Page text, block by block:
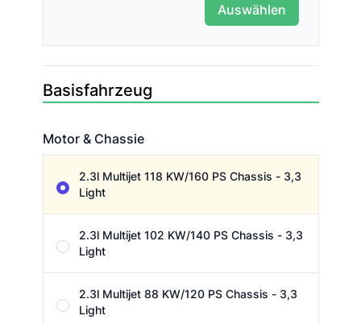
Auswählen
Basisfahrzeug
Motor & Chassie
2.3l Multijet 118 KW/160 PS Chassis - 3,3
Light
2.3l Multijet 102 KW/140 PS Chassis - 3,3
Light
2.3l Multijet 88 KW/120 PS Chassis - 3,3
Light